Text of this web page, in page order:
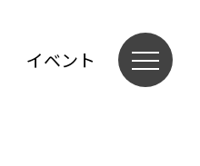
イベント